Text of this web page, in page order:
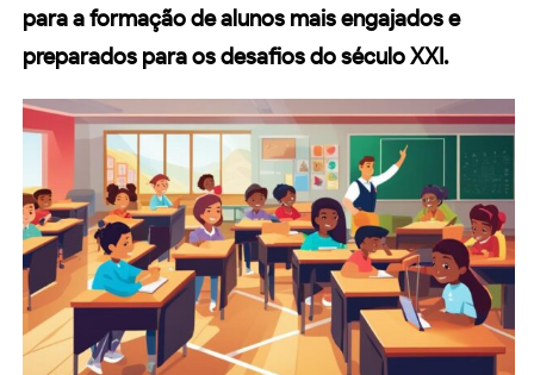
para a formação de alunos mais engajados e
preparados para os desafios do século XXI.